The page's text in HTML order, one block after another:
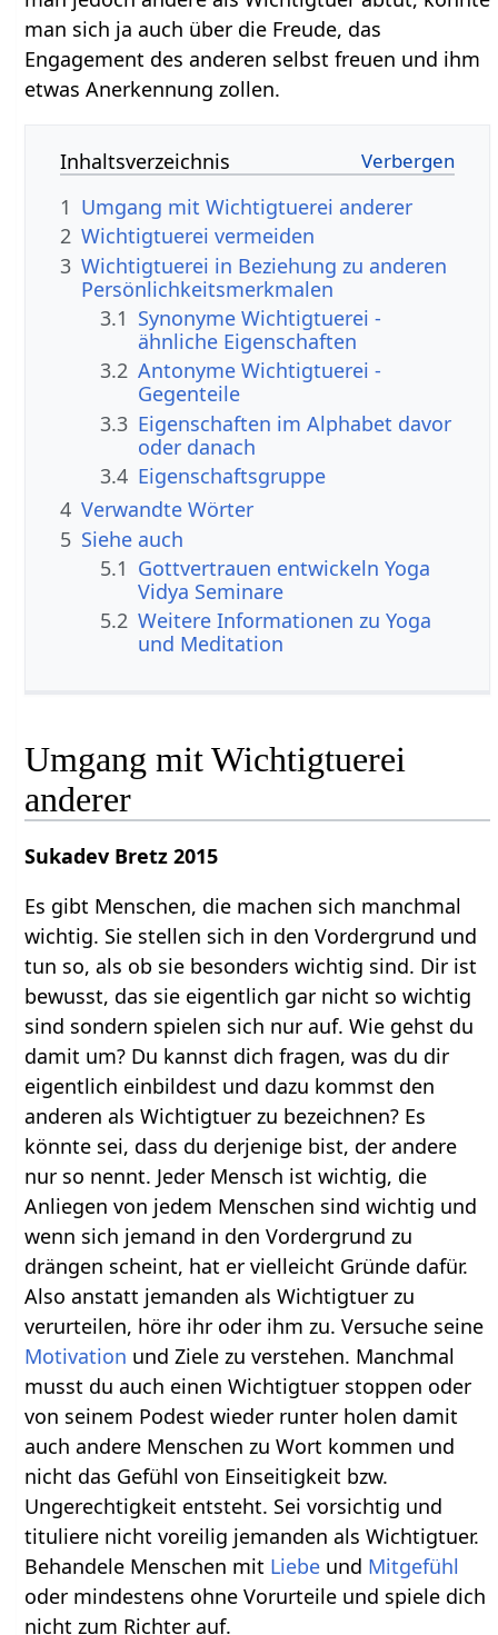
man sich ja auch über die Freude, das
Engagement des anderen selbst freuen und ihm
etwas Anerkennung zollen.
Inhaltsverzeichnis
1 Umgang mit Wichtigtuerei anderer
2 Wichtigtuerei vermeiden
3 Wichtigtuerei in Beziehung zu anderen
Persönlichkeitsmerkmalen
3.1 Synonyme Wichtigtuerei -
ähnliche Eigenschaften
3.2 Antonyme Wichtigtuerei -
Gegenteile
3.3 Eigenschaften im Alphabet davor
oder danach
3.4 Eigenschaftsgruppe
4 Verwandte Wörter
5 Siehe auch
5.1 Gottvertrauen entwickeln Yoga
Vidya Seminare
5.2 Weitere Informationen zu Yoga
und Meditation
Umgang mit Wichtigtuerei
anderer
Sukadev Bretz 2015
Es gibt Menschen, die machen sich manchmal
wichtig. Sie stellen sich in den Vordergrund und
tun so, als ob sie besonders wichtig sind. Dir ist
bewusst, das sie eigentlich gar nicht so wichtig
sind sondern spielen sich nur auf. Wie gehst du
damit um? Du kannst dich fragen, was du dir
eigentlich einbildest und dazu kommst den
anderen als Wichtigtuer zu bezeichnen? Es
könnte sei, dass du derjenige bist, der andere
nur so nennt. Jeder Mensch ist wichtig, die
Anliegen von jedem Menschen sind wichtig und
wenn sich jemand in den Vordergrund zu
drängen scheint, hat er vielleicht Gründe dafür.
Also anstatt jemanden als Wichtigtuer zu
verurteilen, höre ihr oder ihm zu. Versuche seine
Motivation und Ziele zu verstehen. Manchmal
musst du auch einen Wichtigtuer stoppen oder
von seinem Podest wieder runter holen damit
auch andere Menschen zu Wort kommen und
nicht das Gefühl von Einseitigkeit bzw.
Ungerechtigkeit entsteht. Sei vorsichtig und
tituliere nicht voreilig jemanden als Wichtigtuer.
Behandele Menschen mit Liebe und Mitgefühl
oder mindestens ohne Vorurteile und spiele dich
nicht zum Richter auf.